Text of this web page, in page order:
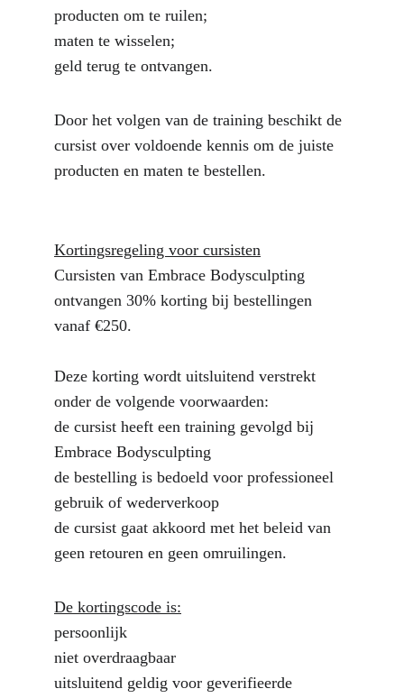
producten om te ruilen;
maten te wisselen;
geld terug te ontvangen.
Door het volgen van de training beschikt de
cursist over voldoende kennis om de juiste
producten en maten te bestellen.
Kortingsregeling voor cursisten
Cursisten van Embrace Bodysculpting
ontvangen 30% korting bij bestellingen
vanaf €250.
Deze korting wordt uitsluitend verstrekt
onder de volgende voorwaarden:
de cursist heeft een training gevolgd bij
Embrace Bodysculpting
de bestelling is bedoeld voor professioneel
gebruik of wederverkoop
de cursist gaat akkoord met het beleid van
geen retouren en geen omruilingen.
De kortingscode is:
persoonlijk
niet overdraagbaar
uitsluitend geldig voor geverifieerde